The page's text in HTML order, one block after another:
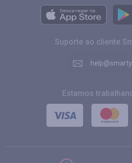
Suporte ao cliente
Estamos